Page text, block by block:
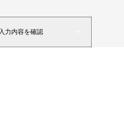
種サービス、商品の提供及びご